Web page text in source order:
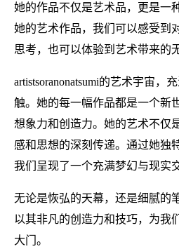
她的作品不仅是艺术品，更是一
她的艺术作品，我们可以感受到
思考，也可以体验到艺术带来的
artistsoranonatsumi的艺术宇宙，
触。她的每一幅作品都是一个新
想象力和创造力。她的艺术不仅
感和思想的深刻传递。通过她独
我们呈现了一个充满梦幻与现实
无论是恢弘的天幕，还是细腻的
以其非凡的创造力和技巧，为我
大门。